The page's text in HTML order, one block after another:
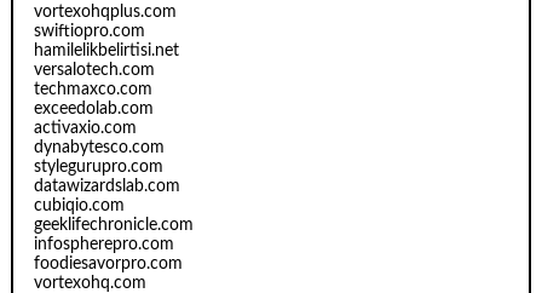
vortexohqplus.com
swiftiopro.com
hamilelikbelirtisi.net
versalotech.com
techmaxco.com
exceedolab.com
activaxio.com
dynabytesco.com
stylegurupro.com
datawizardslab.com
cubiqio.com
geeklifechronicle.com
infospherepro.com
foodiesavorpro.com
vortexohq.com